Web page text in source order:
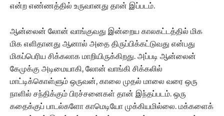
என்ற எண்ணத்தில் உருவானது தான் இப்படம்.
ஆன்லைன் லோன் வாங்குவது இன்றைய காலகட்டத்தில் மிக
மிக எளிதானது ஆனால் அதை திருப்பிக்கட்டுவது என்பது
மிகப்பெரிய சிக்கலாக மாறியிருக்கிறது. அப்படி ஆன்லைன்
கேமுக்கு அடிமையாகி, லோன் வாங்கி சிக்கலில்
மாட்டிக்கொள்ளும் ஒருவன், காலை முதல் மாலை வரை ஒரு
நாளில் சந்திக்கும் பிரச்சனைகள் தான் இந்தப்படம். ஒரு
கதைக்குப் பாடல்களோ காமெடியோ முக்கியமில்லை. மக்களைக்